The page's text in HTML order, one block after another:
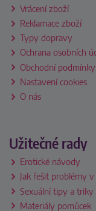
Vrácení zboží
Reklamace zboží
Typy dopravy
Ochrana osobních
Obchodní podmínky
Nastavení cookies
O nás
Užitečné rady
Erotické návody
Jak řešit problémy v
Sexuální tipy a triky
Materiály pomůcek